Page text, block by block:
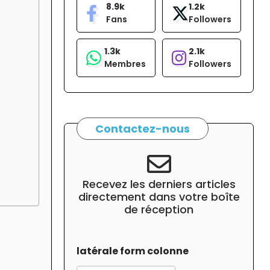
8.9k
Fans
1.2k
Followers
1.3k
Membres
2.1k
Followers
Contactez-nous
Recevez les derniers articles
directement dans votre boîte
de réception
latérale form colonne